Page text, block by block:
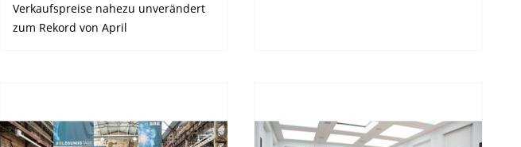
Verkaufspreise nahezu unverändert
zum Rekord von April